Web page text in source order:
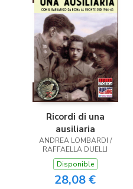
Ricordi di una
ausiliaria
ANDREA LOMBARDI /
RAFFAELLA DUELLI
Disponible
28,08 €